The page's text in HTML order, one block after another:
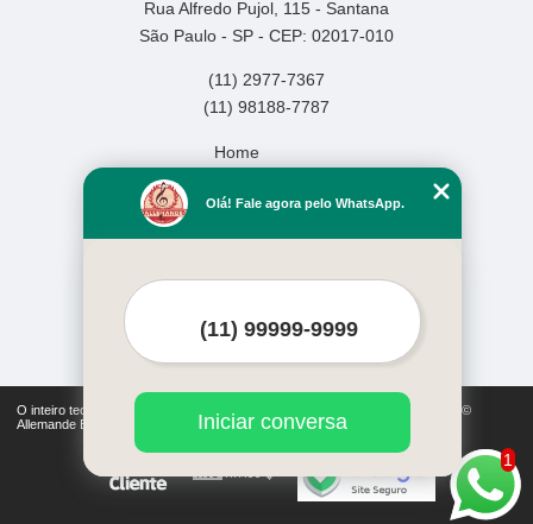
Rua Alfredo Pujol, 115 - Santana
São Paulo - SP - CEP: 02017-010
(11) 2977-7367
(11) 98188-7787
Home
Missão
O inteiro teor deste site está sujeito à proteção de direitos autorais. Copyright©
Allemande Escola de Música (Lei 9610 de 19/02/1998)
1
Olá! Fale agora pelo WhatsApp.
Iniciar conversa